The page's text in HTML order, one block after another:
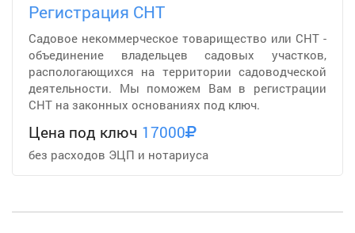
Регистрация СНТ
Садовое некоммерческое товарищество или СНТ -
объединение владельцев садовых участков,
распологающихся на территории садоводческой
деятельности. Мы поможем Вам в регистрации
СНТ на законных основаниях под ключ.
Цена под ключ 17000
без расходов ЭЦП и нотариуса